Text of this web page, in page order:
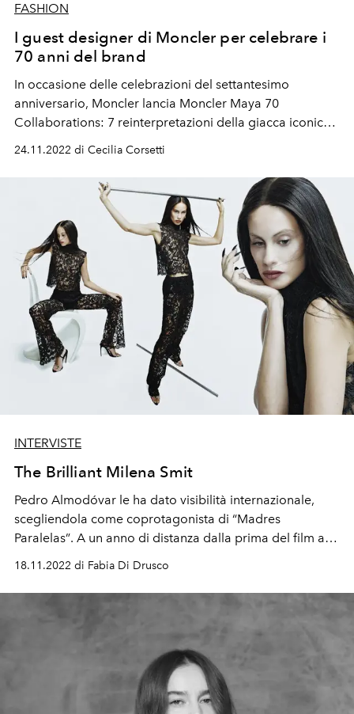
FASHION
I guest designer di Moncler per celebrare i
70 anni del brand
In occasione delle celebrazioni del settantesimo
anniversario, Moncler lancia Moncler Maya 70
Collaborations: 7 reinterpretazioni della giacca iconica
Maya da parte di 7 diversi designer.
24.11.2022 di Cecilia Corsetti
INTERVISTE
The Brilliant Milena Smit
Pedro Almodóvar le ha dato visibilità internazionale,
scegliendola come coprotagonista di “Madres
Paralelas”. A un anno di distanza dalla prima del film a
la troviamo lanciatissima nella carriera e con
18.11.2022 di Fabia Di Drusco